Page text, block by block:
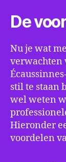
De
Nu je wat
verwachten
stil te staan
wel weten
Hieronder
voordelen